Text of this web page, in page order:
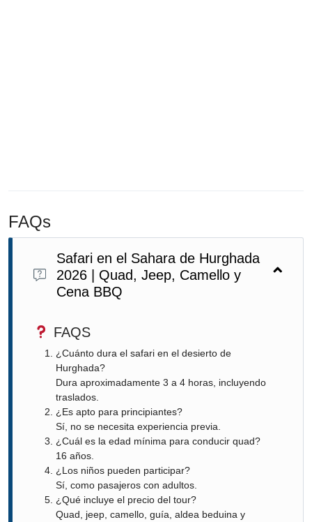
FAQs
Safari en el Sahara de Hurghada
2026 | Quad, Jeep, Camello y
Cena BBQ
FAQS
¿Cuánto dura el safari en el desierto de
Hurghada?
Dura aproximadamente 3 a 4 horas, incluyendo
traslados.
¿Es apto para principiantes?
Sí, no se necesita experiencia previa.
¿Cuál es la edad mínima para conducir quad?
16 años.
¿Los niños pueden participar?
Sí, como pasajeros con adultos.
¿Qué incluye el precio del tour?
Quad, jeep, camello, guía, aldea beduina y